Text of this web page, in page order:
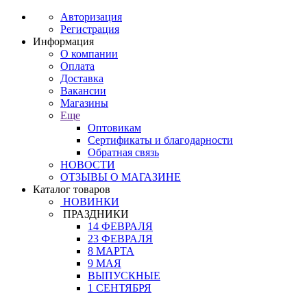
Авторизация
Регистрация
Информация
О компании
Оплата
Доставка
Вакансии
Магазины
Еще
Оптовикам
Сертификаты и благодарности
Обратная связь
НОВОСТИ
ОТЗЫВЫ О МАГАЗИНЕ
Каталог товаров
НОВИНКИ
ПРАЗДНИКИ
14 ФЕВРАЛЯ
23 ФЕВРАЛЯ
8 МАРТА
9 МАЯ
ВЫПУСКНЫЕ
1 СЕНТЯБРЯ